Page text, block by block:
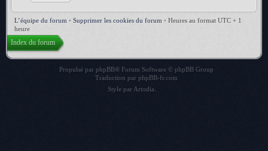
L’équipe du forum • Supprimer les cookies du forum • Heures au format UTC + 1
heure
Index du forum
Propulsé par phpBB® Forum Software © phpBB Group
Traduction par phpBB-fr.com
Style par Artodia